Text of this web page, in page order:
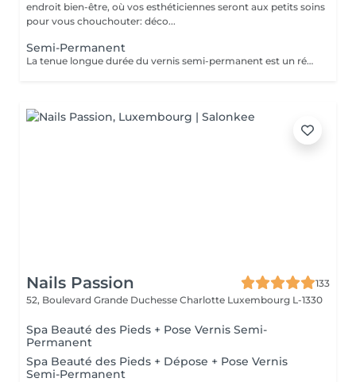
endroit bien-être, où vos esthéticiennes seront aux petits soins
pour vous chouchouter: déco...
Semi-Permanent
La tenue longue durée du vernis semi-permanent est un réel avantage. La pose sera effectuée avec soin, en adaptant les produits utilisés. La prestation sera entièrement personnalisée. La tenue peut aller de 2 à 3 semaines, 4 maximum selon le type d'ongle. Fini les retouches manucure tous les 4 jours, c'est une vraie liberté qui s'offre à vous ! Finesse et tenue longue durée ! N'hésitez pas à demander conseil
Nails Passion
133
52, Boulevard Grande Duchesse Charlotte Luxembourg L-1330
Spa Beauté des Pieds + Pose Vernis Semi-
Permanent
Spa Beauté des Pieds + Dépose + Pose Vernis
Semi-Permanent